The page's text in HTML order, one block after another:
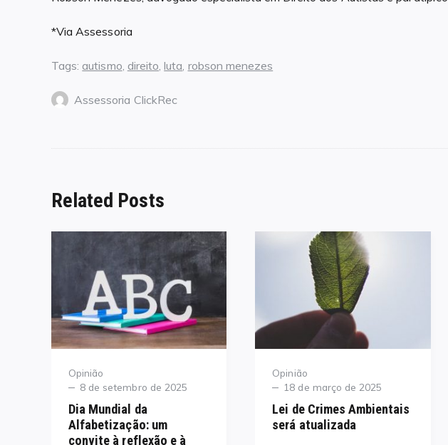
*Via Assessoria
Tags: autismo direito ,luta robson menezes
Assessoria ClickRec
Related Posts
Category
Opinião
Posted
8 de setembro de 2025
Dia Mundial da
Alfabetização: um
convite à reflexão e à
Category
Opinião
Posted
on
18 de março de 2025
Lei de Crimes Ambientais
será atualizada